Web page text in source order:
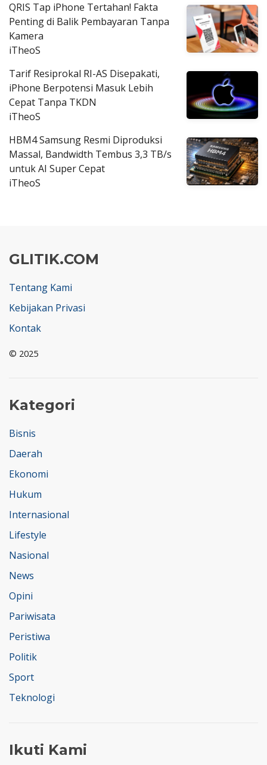
QRIS Tap iPhone Tertahan! Fakta
Penting di Balik Pembayaran Tanpa
Kamera
iTheoS
Tarif Resiprokal RI-AS Disepakati,
iPhone Berpotensi Masuk Lebih
Cepat Tanpa TKDN
iTheoS
HBM4 Samsung Resmi Diproduksi
Massal, Bandwidth Tembus 3,3 TB/s
untuk AI Super Cepat
iTheoS
GLITIK.COM
Tentang Kami
Kebijakan Privasi
Kontak
© 2025
Kategori
Bisnis
Daerah
Ekonomi
Hukum
Internasional
Lifestyle
Nasional
News
Opini
Pariwisata
Peristiwa
Politik
Sport
Teknologi
Ikuti Kami